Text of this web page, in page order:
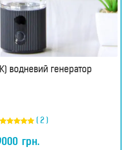
водневий генератор
5.00
з 5
( 2 )
грн.